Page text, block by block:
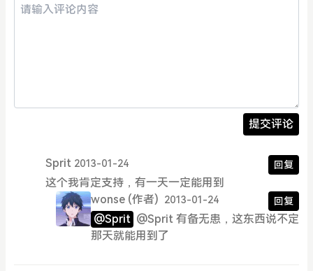
提交评论
Sprit 2013-01-24 回复
这个我肯定支持，有一天一定能用到
wonse (作者) 2013-01-24 回复
@Sprit @Sprit 有备无患，这东西说不定
那天就能用到了